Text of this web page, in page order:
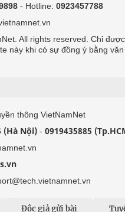
- Hotline: 0923457788
All rights reserved. Chỉ
này khi có sự đồng ý bằng
thông VietNamNet
(Hà Nội) - 0919435885
Độc giả gửi bài